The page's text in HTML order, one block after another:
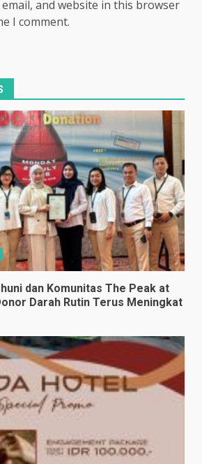
email, and website in this browser
I comment.
dan Komunitas The Peak at
Darah Rutin Terus Meningkat